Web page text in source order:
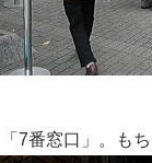
7番窓口」。も